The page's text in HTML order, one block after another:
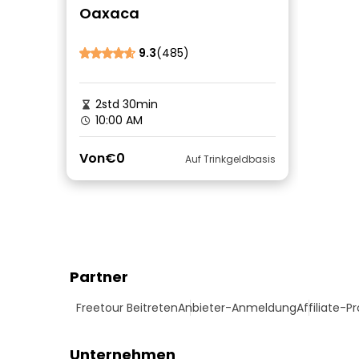
Oaxaca
9.3(485)
2std 30min
10:00 AM
Von€0 Auf Trinkgeldbasis
Partner
Freetour BeitretenAnbieter-AnmeldungAffiliate-
Unternehmen